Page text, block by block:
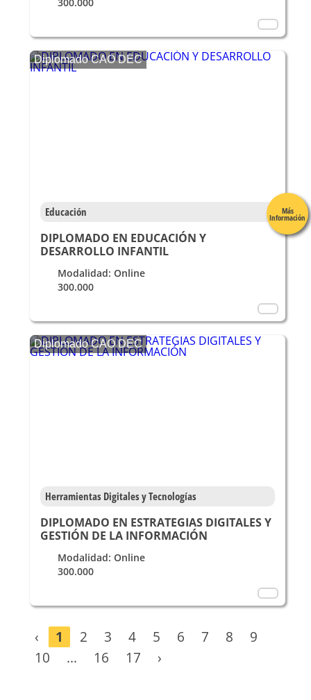
Más
Información
Diplomado CAO DEC
Educación
DIPLOMADO EN EDUCACIÓN Y
DESARROLLO INFANTIL
Modalidad: Online
300.000
Diplomado CAO DEC
Herramientas Digitales y Tecnologías
DIPLOMADO EN ESTRATEGIAS DIGITALES Y
GESTIÓN DE LA INFORMACIÓN
Modalidad: Online
300.000
‹ 1 2 3 4 5 6 7 8
9
10
... 16 17 ›